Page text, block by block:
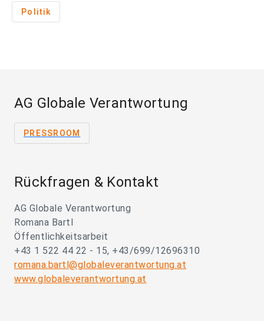
Politik
AG Globale Verantwortung
PRESSROOM
Rückfragen & Kontakt
AG Globale Verantwortung
Romana Bartl
Öffentlichkeitsarbeit
+43 1 522 44 22 - 15, +43/699/12696310
romana.bartl@globaleverantwortung.at
www.globaleverantwortung.at